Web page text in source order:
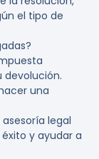
el tipo de
devolución.
una
legal
y ayudar a